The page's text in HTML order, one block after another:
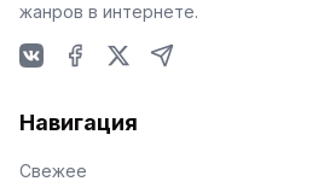
жанров в интернете.
Навигация
Свежее